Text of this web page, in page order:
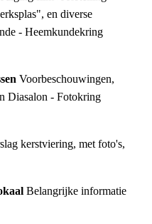
en diverse
- Heemkundekring
Voorbeschouwingen,
Diasalon - Fotokring
kerstviering, met foto's,
Belangrijke informatie